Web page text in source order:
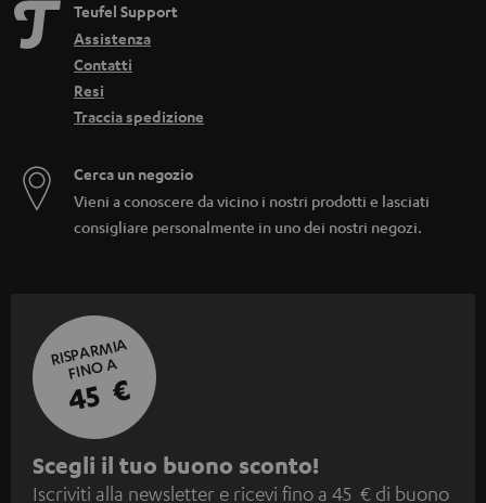
Teufel Support
Assistenza
Contatti
Resi
Traccia spedizione
Cerca un negozio
Vieni a conoscere da vicino i nostri prodotti e lasciati
consigliare personalmente in uno dei nostri negozi.
RISPARMIA
FINO A
45 €
I
Scegli il tuo buono sconto!
Iscriviti alla newsletter e ricevi fino a 45 € di buono